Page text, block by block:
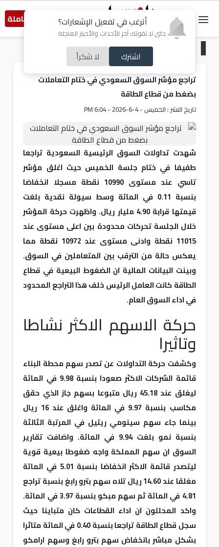
أترغب في تفعيل الإشعارات؟
حتى لا تفوتك آخر الأحداث والأخبار العاجلة
اشترك لا شكراً
النسخة الكاملة
اقتصاد
تراجع مؤشر السوق السعودي في ختام التعاملات
بضغط من قطاع الطاقة
تاريخ النشر : الخميس - 4-6-2026 - 6:04 PM
شهدت تداولات السوق الرئيسية السعودية تراجعا
طفيفا في ختام جلسة الخميس حيث اغلق مؤشر
تاسي عند مستوى 10990 نقطة مسجلا انخفاضا
بنسبة 0.11 في المائة وسط سيولة نقدية بلغت
قيمتها قرابة 4.90 مليار ريال. واظهرت حركة المؤشر
خلال الجلسة تحركات محدودة بين اعلى مستوى عند
11015 نقطة وادنى مستوى عند 10972 نقطة مما
يعكس حالة من الترقب بين المتعاملين في السوق.
وبينت البيانات المالية ان الضغوط البيعية في قطاع
الطاقة كانت العامل الرئيس خلف هذا التراجع المحدود
في اداء السوق العام.
حركة الاسهم الاكثر نشاطا
وتاثيرا
وكشفت حركة التداولات عن تصدر سهم محطة البناء
قائمة الشركات الاكثر صعودا بنسبة 9.98 في المائة
ليغلق عند 45.18 ريال متبوعا بسهم جاز الذي حقق
مكاسب بنسبة 9.97 في المائة واغلق عند 16 ريال
بينما جاء سهم سينومي ريتيل في المرتبة الثالثة
بنسبة نمو بلغت 9.94 في المائة. واضافت تقارير
السوق ان سهم المملكة واجه ضغوطا بيعية قوية
ليتصدر قائمة الاكثر انخفاضا بنسبة 5.01 في المائة
مغلقا عند 14.60 ريال تلاه سهم بترو رابغ بنسبة تراجع
4.81 في المائة ثم سهم مبكو بنسبة 3.97 في المائة.
واكد المحللون ان اداء القطاعات كان متباينا حيث
سجل قطاع الطاقة تراجعا بنسبة 0.40 في المائة متاثرا
بشكل مباشر بانخفاض سهم بترو رابغ وسهم ارامكو